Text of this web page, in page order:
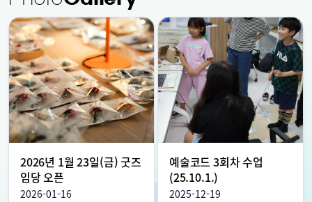
2026년 1월 23일(금) 굿즈
임당 오픈
2026-01-16
예술코드 3회차 수업
(25.10.1.)
2025-12-19